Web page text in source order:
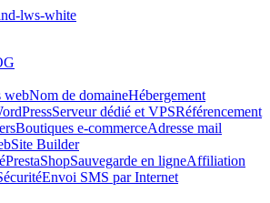
webNom de domaineHébergement
Serveur dédié et VPSRéférencement
Boutiques e-commerceAdresse mail
Site Builder
PrestaShopSauvegarde en ligneAffiliation
Envoi SMS par Internet